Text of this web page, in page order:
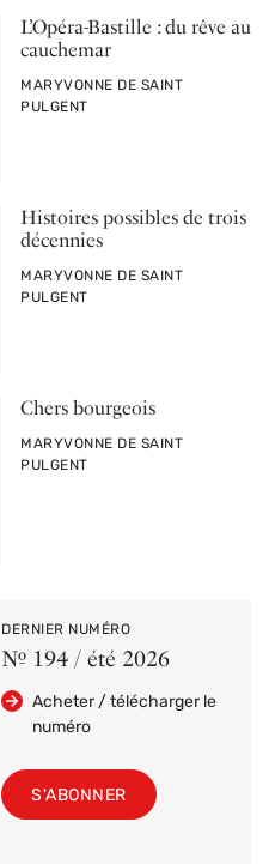
L’Opéra-Bastille : du rêve au
cauchemar
PAR
MARYVONNE DE SAINT
PULGENT
Histoires possibles de trois
décennies
PAR
MARYVONNE DE SAINT
PULGENT
Chers bourgeois
PAR
MARYVONNE DE SAINT
PULGENT
DERNIER NUMÉRO
Nº 194 / été 2026
Acheter / télécharger le
numéro
S'ABONNER